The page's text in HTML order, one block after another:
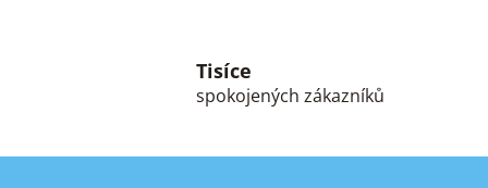
Tisíce
spokojených zákazníků
Z